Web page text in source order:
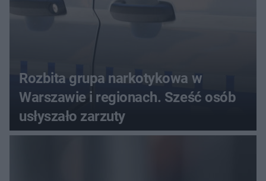
Rozbita grupa narkotykowa w
Warszawie i regionach. Sześć osób
usłyszało zarzuty